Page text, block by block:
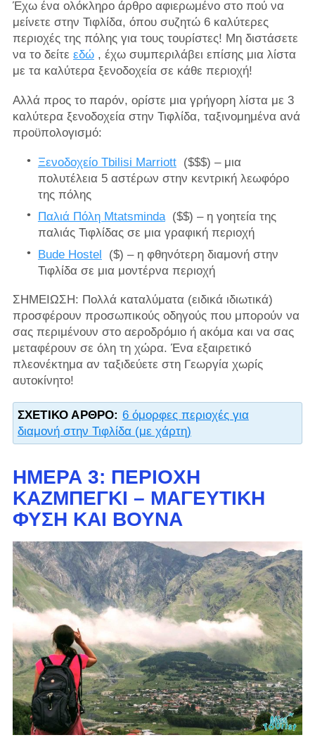
Έχω ένα ολόκληρο άρθρο αφιερωμένο στο πού να
μείνετε στην Τιφλίδα, όπου συζητώ 6 καλύτερες
περιοχές της πόλης για τους τουρίστες! Μη διστάσετε
να το δείτε εδώ, έχω συμπεριλάβει επίσης μια λίστα
με τα καλύτερα ξενοδοχεία σε κάθε περιοχή!
Αλλά προς το παρόν, ορίστε μια γρήγορη λίστα με 3
καλύτερα ξενοδοχεία στην Τιφλίδα, ταξινομημένα ανά
προϋπολογισμό:
Ξενοδοχείο Tbilisi Marriott($$$) – μια
πολυτέλεια 5 αστέρων στην κεντρική λεωφόρο
της πόλης
Παλιά Πόλη Mtatsminda($$) – η γοητεία της
παλιάς Τιφλίδας σε μια γραφική περιοχή
Bude Hostel ($) – η φθηνότερη διαμονή στην
Τιφλίδα σε μια μοντέρνα περιοχή
ΣΗΜΕΙΩΣΗ: Πολλά καταλύματα (ειδικά ιδιωτικά)
προσφέρουν προσωπικούς οδηγούς που μπορούν να
σας περιμένουν στο αεροδρόμιο ή ακόμα και να σας
μεταφέρουν σε όλη τη χώρα. Ένα εξαιρετικό
πλεονέκτημα αν ταξιδεύετε στη Γεωργία χωρίς
αυτοκίνητο!
ΣΧΕΤΙΚΌ ΆΡΘΡΟ: 6 όμορφες περιοχές για
διαμονή στην Τιφλίδα (με χάρτη)
ΗΜΈΡΑ 3: ΠΕΡΙΟΧΉ
ΚΑΖΜΠΈΓΚΙ – ΜΑΓΕΥΤΙΚΉ
ΦΎΣΗ ΚΑΙ ΒΟΥΝΆ